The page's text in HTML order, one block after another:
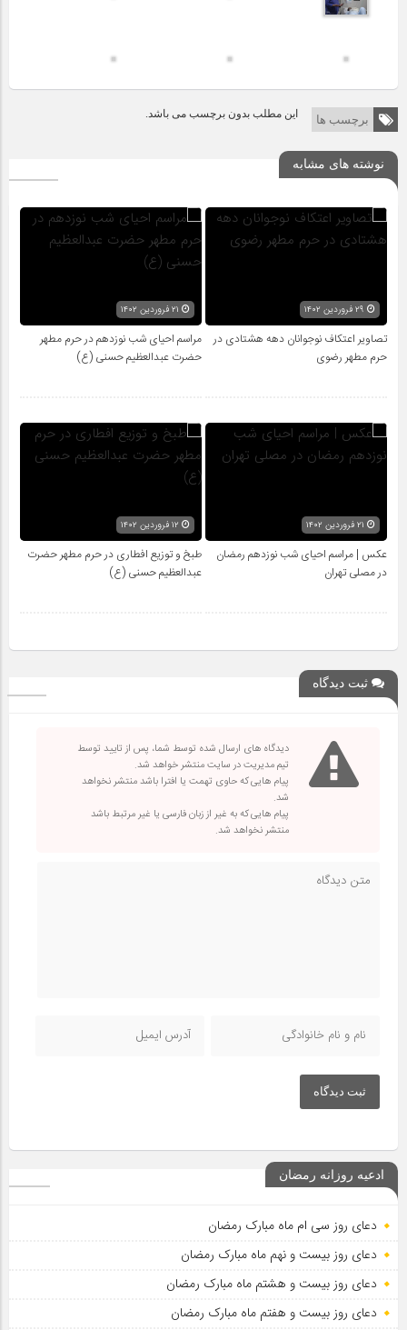
برچسب ها این مطلب بدون برچسب می باشد.
نوشته های مشابه
تصاویر اعتکاف نوجوانان دهه هشتادی در
حرم مطهر رضوی
مراسم احیای شب نوزدهم در حرم مطهر
حضرت عبدالعظیم حسنی (ع)
عکس | مراسم احیای شب نوزدهم رمضان
در مصلی تهران
طبخ و توزیع افطاری در حرم مطهر حضرت
عبدالعظیم حسنی (ع)
ثبت دیدگاه
دیدگاه های ارسال شده توسط شما، پس از تایید توسط
تیم مدیریت در سایت منتشر خواهد شد.
پیام هایی که حاوی تهمت یا افترا باشد منتشر نخواهد
شد.
پیام هایی که به غیر از زبان فارسی یا غیر مرتبط باشد
منتشر نخواهد شد.
ثبت دیدگاه
ادعیه روزانه رمضان
دعای روز سی ام ماه مبارک رمضان
دعای روز بیست و نهم ماه مبارک رمضان
دعای روز بیست و هشتم ماه مبارک رمضان
دعای روز بیست و هفتم ماه مبارک رمضان